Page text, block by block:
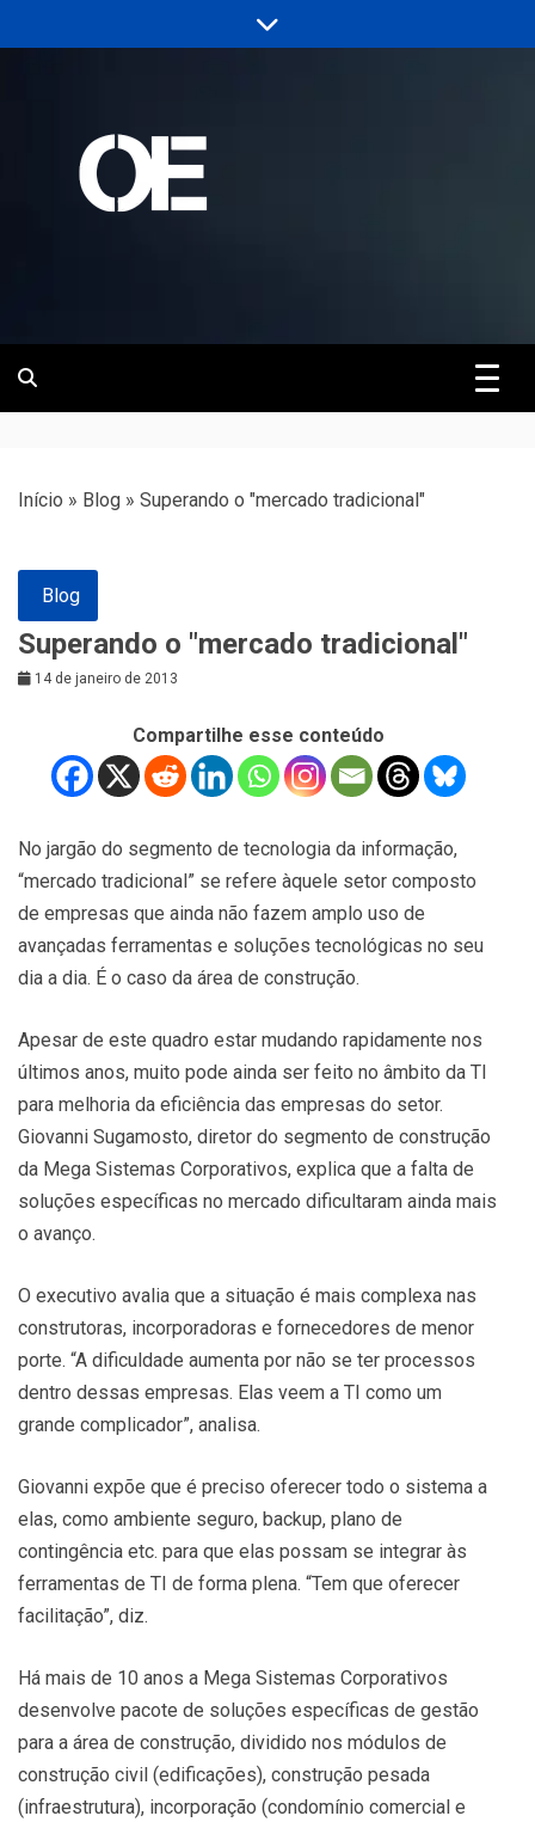
to
Revista | O
Empreiteiro
Início » Blog » Superando o "mercado tradicional"
Blog
Superando o "mercado tradicional"
14 de janeiro de 2013
Compartilhe esse conteúdo
No jargão do segmento de tecnologia da informação,
“mercado tradicional” se refere àquele setor composto
de empresas que ainda não fazem amplo uso de
avançadas ferramentas e soluções tecnológicas no seu
dia a dia. É o caso da área de construção.
Apesar de este quadro estar mudando rapidamente nos
últimos anos, muito pode ainda ser feito no âmbito da TI
para melhoria da eficiência das empresas do setor.
Giovanni Sugamosto, diretor do segmento de construção
da Mega Sistemas Corporativos, explica que a falta de
soluções específicas no mercado dificultaram ainda mais
o avanço.
O executivo avalia que a situação é mais complexa nas
construtoras, incorporadoras e fornecedores de menor
porte. “A dificuldade aumenta por não se ter processos
dentro dessas empresas. Elas veem a TI como um
grande complicador”, analisa.
Giovanni expõe que é preciso oferecer todo o sistema a
elas, como ambiente seguro, backup, plano de
contingência etc. para que elas possam se integrar às
ferramentas de TI de forma plena. “Tem que oferecer
facilitação”, diz.
Há mais de 10 anos a Mega Sistemas Corporativos
desenvolve pacote de soluções específicas de gestão
para a área de construção, dividido nos módulos de
construção civil (edificações), construção pesada
(infraestrutura), incorporação (condomínio comercial e